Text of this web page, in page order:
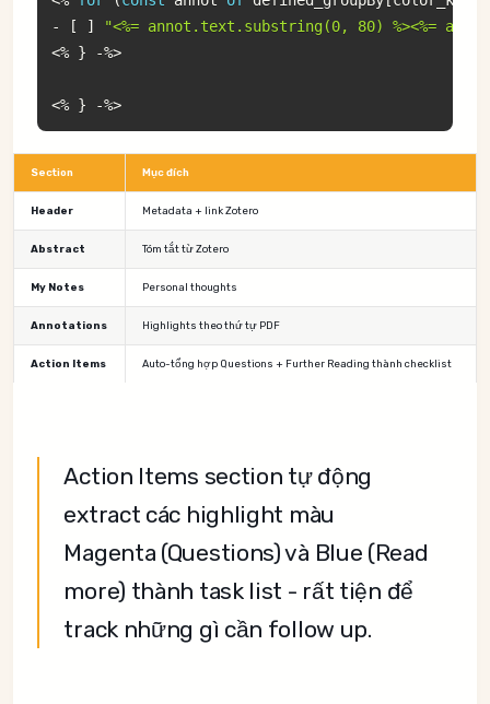
-
[ ]
"<%= annot.text.substring(0, 80) %><%=
<% } -%>
<% } -%>
Section Mục đích
Header Metadata + link Zotero
Abstract Tóm tắt từ Zotero
My Notes Personal thoughts
Annotations Highlights theo thứ tự PDF
Action Items Auto-tổng hợp Questions + Further Reading thành checklist
Action Items section tự động
extract các highlight màu
Magenta (Questions) và Blue (Read
more) thành task list - rất tiện để
track những gì cần follow up.